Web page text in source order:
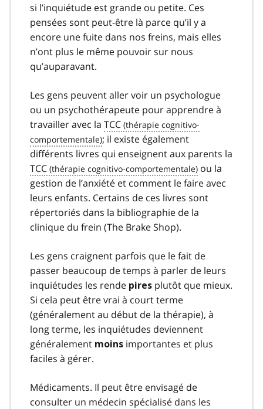
si l’inquiétude est grande ou petite. Ces
pensées sont peut-être là parce qu’il y a
encore une fuite dans nos freins, mais elles
n’ont plus le même pouvoir sur nous
qu’auparavant.
Les gens peuvent aller voir un psychologue
ou un psychothérapeute pour apprendre à
travailler avec la TCC
; il existe également
différents livres qui enseignent aux parents la
TCC
ou la
gestion de l’anxiété et comment le faire avec
leurs enfants. Certains de ces livres sont
répertoriés dans la bibliographie de la
clinique du frein (The Brake Shop).
Les gens craignent parfois que le fait de
passer beaucoup de temps à parler de leurs
inquiétudes les rende pires plutôt que mieux.
Si cela peut être vrai à court terme
(généralement au début de la thérapie), à
long terme, les inquiétudes deviennent
généralement moins importantes et plus
faciles à gérer.
Médicaments. Il peut être envisagé de
consulter un médecin spécialisé dans les